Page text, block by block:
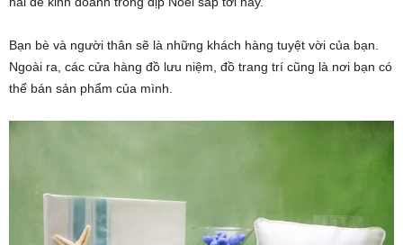
Bạn bè và người thân sẽ là những khách hàng tuyệt vời của bạn.
Ngoài ra, các cửa hàng đồ lưu niệm, đồ trang trí cũng là nơi bạn có
thể bán sản phẩm của mình.